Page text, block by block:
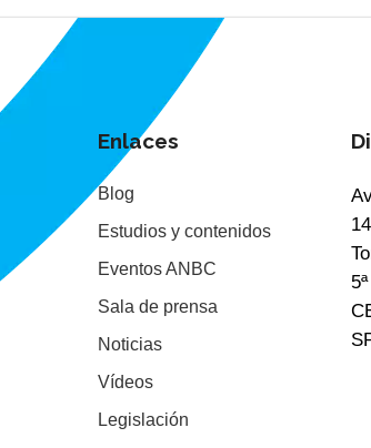
Enlaces
Blog
Estudios y contenidos
Eventos ANBC
Sala de prensa
Noticias
Vídeos
Legislación